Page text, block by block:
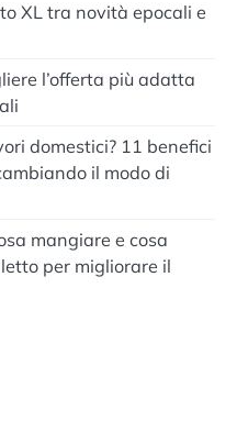
XL tra novità epocali e
l’offerta più adatta
domestici? 11 benefici
il modo di
mangiare e cosa
per migliorare il